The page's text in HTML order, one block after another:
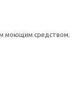
моющим средством.